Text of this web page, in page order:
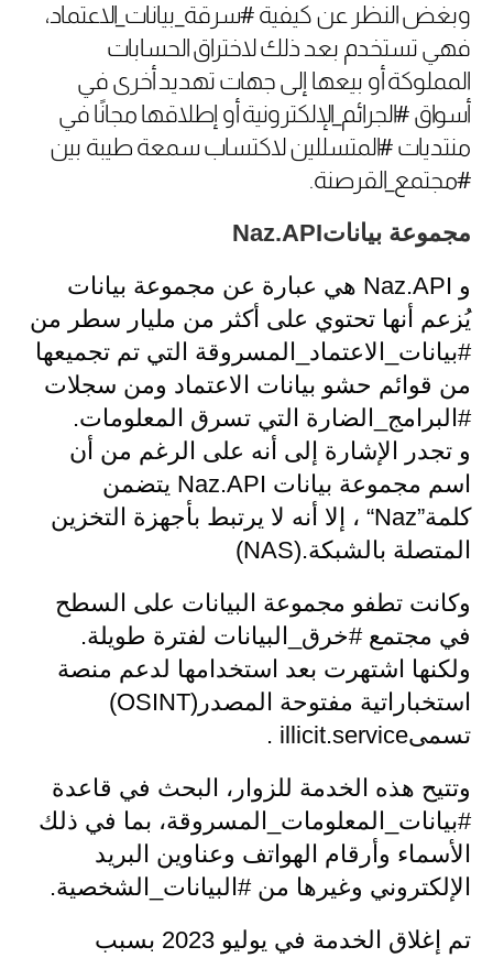
وبغض النظر عن كيفية #سرقة_بيانات_الاعتماد،
فهي تستخدم بعد ذلك لاختراق الحسابات
المملوكة أو بيعها إلى جهات تهديد أخرى في
أسواق #الجرائم_الإلكترونية أو إطلاقها مجانًا في
منتديات #المتسللين لاكتساب سمعة طيبة بين
#مجتمع_القرصنة.
مجموعة بياناتNaz.API
و Naz.API هي عبارة عن مجموعة بيانات
يُزعم أنها تحتوي على أكثر من مليار سطر من
#بيانات_الاعتماد_المسروقة التي تم تجميعها
من قوائم حشو بيانات الاعتماد ومن سجلات
#البرامج_الضارة التي تسرق المعلومات.
و تجدر الإشارة إلى أنه على الرغم من أن
اسم مجموعة بيانات Naz.API يتضمن
كلمة“Naz” ، إلا أنه لا يرتبط بأجهزة التخزين
المتصلة بالشبكة(NAS).
وكانت تطفو مجموعة البيانات على السطح
في مجتمع #خرق_البيانات لفترة طويلة.
ولكنها اشتهرت بعد استخدامها لدعم منصة
استخباراتية مفتوحة المصدر (OSINT)
تسمىillicit.service
.
وتتيح هذه الخدمة للزوار، البحث في قاعدة
#بيانات_المعلومات_المسروقة، بما في ذلك
الأسماء وأرقام الهواتف وعناوين البريد
الإلكتروني وغيرها من #البيانات_الشخصية.
تم إغلاق الخدمة في يوليو 2023 بسبب